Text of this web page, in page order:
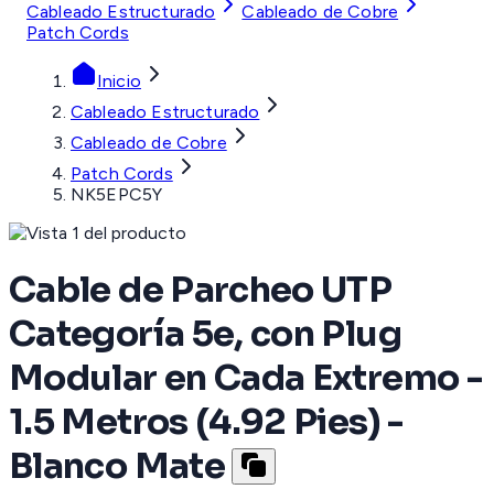
Cableado Estructurado
Cableado de Cobre
Patch Cords
Inicio
Cableado Estructurado
Cableado de Cobre
Patch Cords
NK5EPC5Y
Cable de Parcheo UTP
Categoría 5e, con Plug
Modular en Cada Extremo -
1.5 Metros (4.92 Pies) -
Blanco Mate